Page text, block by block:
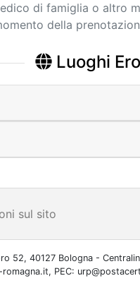
di famiglia o altro
della
Luoghi
sul sito
52, 40127 Bologna -
PEC: